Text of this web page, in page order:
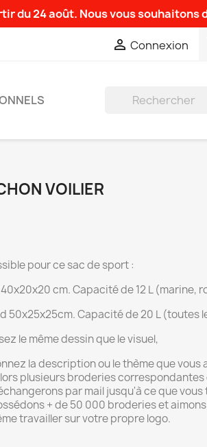
du 24 août. Nous vous souhaitons
 Connexion
VOILIER
pour ce sac de sport :
cm. Capacité de 12 L (marine,
50x25x25cm. Capacité de 20 L (toutes
le même dessin que le visuel,
la description ou le thème que vous
plusieurs broderies correspondantes
par mail jusqu'à ce que
+ de 50 000 broderies et
travailler sur votre propre logo.